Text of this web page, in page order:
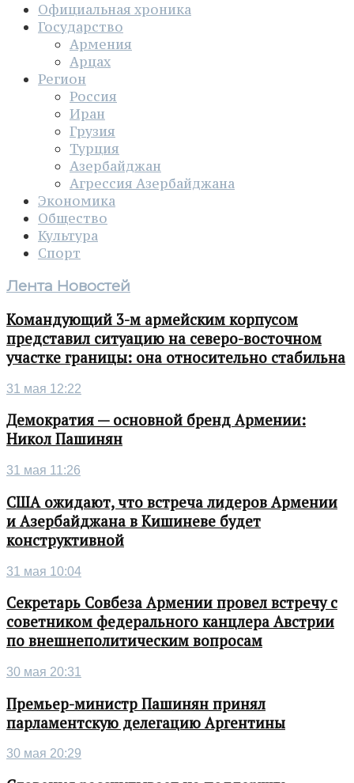
Официальная хроника
Государство
Армения
Арцах
Регион
Россия
Иран
Грузия
Турция
Азербайджан
Агрессия Азербайджана
Экономика
Общество
Культура
Спорт
Лента Новостей
Командующий 3-м армейским корпусом
представил ситуацию на северо-восточном
участке границы: она относительно стабильна
31 мая 12:22
Демократия — основной бренд Армении:
Никол Пашинян
31 мая 11:26
США ожидают, что встреча лидеров Армении
и Азербайджана в Кишиневе будет
конструктивной
31 мая 10:04
Секретарь Совбеза Армении провел встречу с
советником федерального канцлера Австрии
по внешнеполитическим вопросам
30 мая 20:31
Премьер-министр Пашинян принял
парламентскую делегацию Аргентины
30 мая 20:29